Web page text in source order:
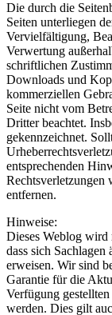
Die durch die
Seiten unterliegen
Vervielfältigung,
Verwertung
schriftlichen
Downloads und
kommerziellen
Seite nicht vom
Dritter beachtet.
gekennzeichnet.
entsprechenden
Rechtsverletzungen
entfernen.
Hinweise:
Dieses Weblog wird
dass sich
erweisen. Wir sind
Garantie für die
Verfügung
werden. Dies gilt